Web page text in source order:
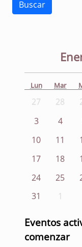
Lun Mar
27 28
3
4
10
11
17
18
24
25
31
1
Eventos
comenzar